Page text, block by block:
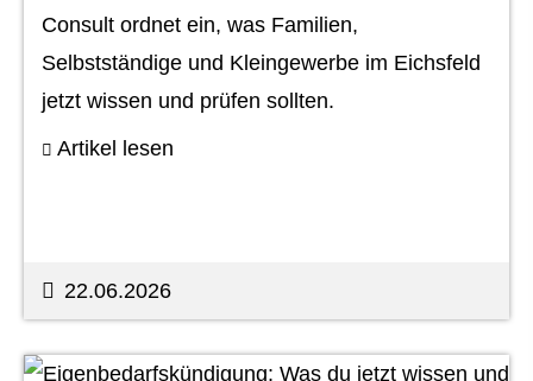
Consult ordnet ein, was Familien,
Selbstständige und Kleingewerbe im Eichsfeld
jetzt wissen und prüfen sollten.
Artikel lesen
22.06.2026